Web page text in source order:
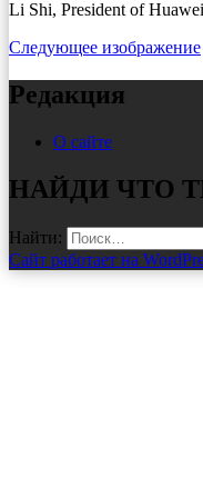
Li Shi, President of
Следующее изображение
Редакция
О сайте
НАЙДИ ЧТО
Найти:
Сайт работает на